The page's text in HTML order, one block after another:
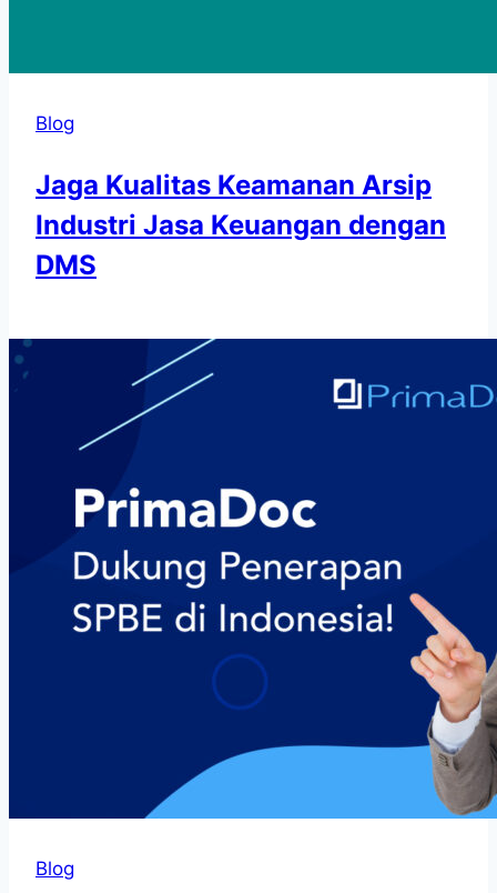
Blog
Jaga Kualitas Keamanan Arsip
Industri Jasa Keuangan dengan
DMS
Blog